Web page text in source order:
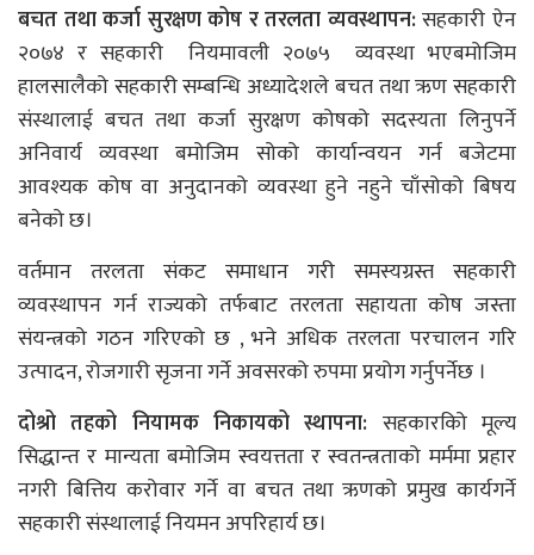
बचत तथा कर्जा सुरक्षण कोष र तरलता व्यवस्थापन:सहकारी ऐन
२०७४ र सहकारी नियमावली २०७५ व्यवस्था भएबमोजिम
हालसालैको सहकारी सम्बन्धि अध्यादेशले बचत तथा ऋण सहकारी
संस्थालाई बचत तथा कर्जा सुरक्षण कोषको सदस्यता लिनुपर्ने
अनिवार्य व्यवस्था बमोजिम सोको कार्यान्वयन गर्न बजेटमा
आवश्यक कोष वा अनुदानको व्यवस्था हुने नहुने चाँसोको बिषय
बनेको छ।
वर्तमान तरलता संकट समाधान गरी समस्यग्रस्त सहकारी
व्यवस्थापन गर्न राज्यको तर्फबाट तरलता सहायता कोष जस्ता
संयन्त्रको गठन गरिएको छ , भने अधिक तरलता परचालन गरि
उत्पादन, रोजगारी सृजना गर्ने अवसरको रुपमा प्रयोग गर्नुपर्नेछ ।
दोश्रो तहको नियामक निकायको स्थापना: सहकारकिो मूल्य
सिद्धान्त र मान्यता बमोजिम स्वयत्तता र स्वतन्त्रताको मर्ममा प्रहार
नगरी बित्तिय करोवार गर्ने वा बचत तथा ऋणको प्रमुख कार्यगर्ने
सहकारी संस्थालाई नियमन अपरिहार्य छ।